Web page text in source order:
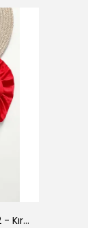
3 Parça Kız Bebek Bone Seti BN02 - Kırmızı